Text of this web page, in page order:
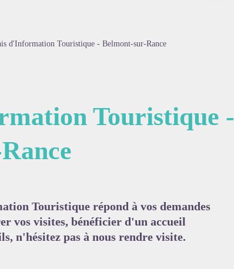
d'Information Touristique - Belmont-sur-Rance
Touristique -
Touristique répond à vos demandes
vos visites, bénéficier d'un accueil
n'hésitez pas à nous rendre visite.